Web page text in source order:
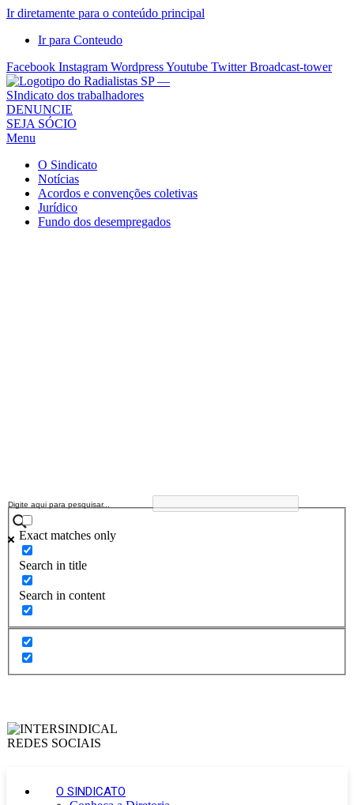
Ir diretamente para o conteúdo principal
Ir para Conteudo
Facebook Instagram WordpressYoutube Twitter Broadcast-tower
Sindicato
dos
Radialistas
São
Paulo
Sindicato
DENUNCIE
SEJA SÓCIO
Menu
O Sindicato
Notícias
Acordos e convenções coletivas
Jurídico
Fundo dos desempregados
Exact matches only
Search in title
Search in content
O SINDICATO